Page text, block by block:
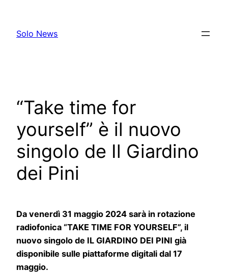
content
Solo News
“Take time for
yourself” è il nuovo
singolo de Il Giardino
dei Pini
Da venerdì 31 maggio 2024 sarà in rotazione
radiofonica “TAKE TIME FOR YOURSELF”, il
nuovo singolo de IL GIARDINO DEI PINI già
disponibile sulle piattaforme digitali dal 17
maggio.